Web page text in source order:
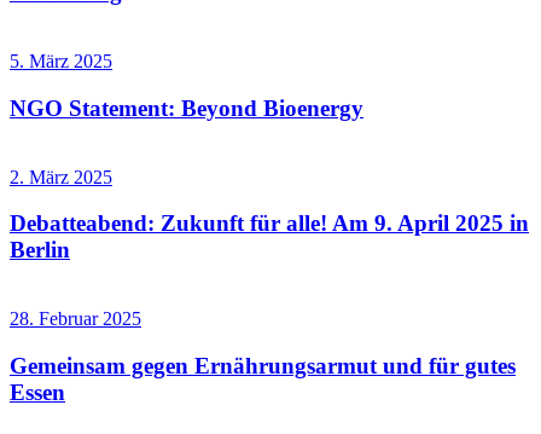
5. März 2025
NGO Statement: Beyond Bioenergy
2. März 2025
Debatteabend: Zukunft für alle! Am 9. April 2025 in
Berlin
28. Februar 2025
Gemeinsam gegen Ernährungsarmut und für gutes
Essen